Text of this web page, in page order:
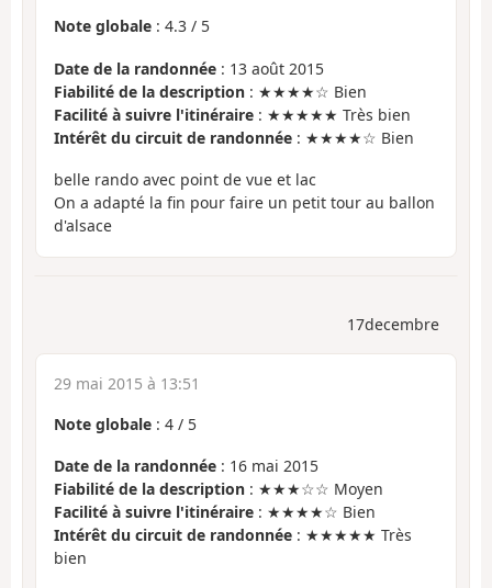
Note globale : 4.3 / 5
Date de la randonnée : 13 août 2015
Fiabilité de la description : ★★★★☆ Bien
Facilité à suivre l'itinéraire : ★★★★★ Très bien
Intérêt du circuit de randonnée : ★★★★☆ Bien
belle rando avec point de vue et lac
On a adapté la fin pour faire un petit tour au ballon
d'alsace
17decembre
29 mai 2015 à 13:51
Note globale : 4 / 5
Date de la randonnée : 16 mai 2015
Fiabilité de la description : ★★★☆☆ Moyen
Facilité à suivre l'itinéraire : ★★★★☆ Bien
Intérêt du circuit de randonnée : ★★★★★ Très
bien